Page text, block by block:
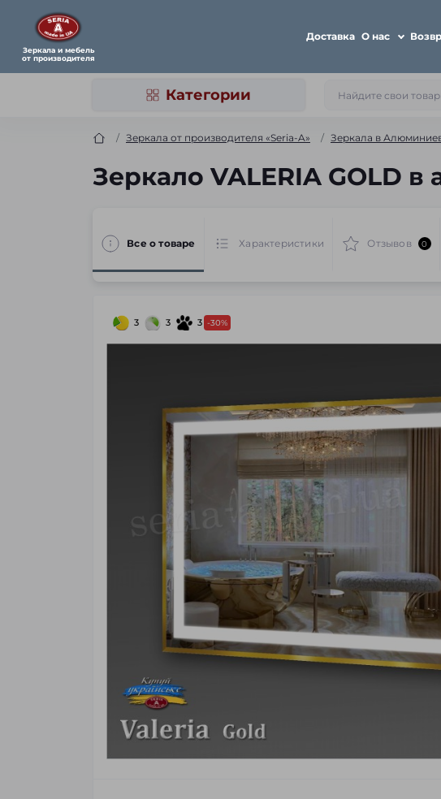
Зеркала и мебель
от производителя
Доставка О нас
Категории
Зеркала от производителя «Seria-A» Зеркала в
Зеркало VALERIA GOLD
Все о товаре Характеристики Отзывов 0
3 3 3 -30%